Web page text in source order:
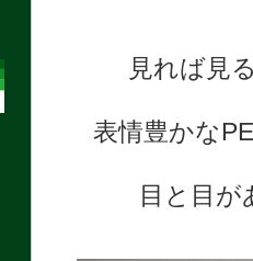
見れば見
表情豊かな
目と目